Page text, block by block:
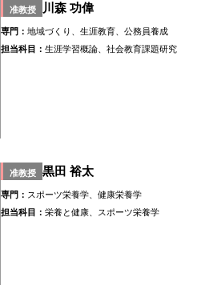
准教授 川森 功偉
専門：地域づくり、生涯教育、公務員養成
担当科目：生涯学習概論、社会教育課題研究
准教授 黒田 裕太
専門： スポーツ栄養学、健康栄養学
担当科目：栄養と健康、スポーツ栄養学